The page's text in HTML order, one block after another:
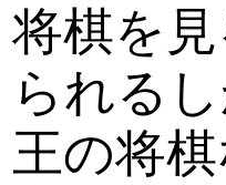
将棋を
られる
王の将